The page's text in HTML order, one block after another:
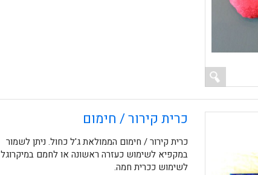
כרית קירור / חימום
כרית קירור / חימום הממולאת ג'ל כחול. ניתן לשמור
במקפיא לשימוש כעזרה ראשונה או לחמם במיקרוגל
לשימוש ככרית חמה.